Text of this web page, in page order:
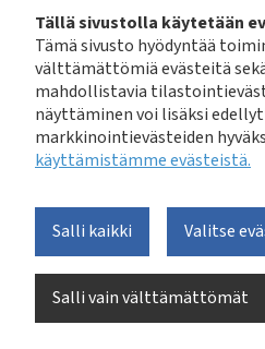
Tällä sivustolla käytetään
Tämä sivusto hyödyntää
välttämättömiä evästeitä
mahdollistavia
näyttäminen voi lisäksi
markkinointievästeiden
käyttämistämme evästeistä.​​​​​​
Salli kaikki
Salli vain välttämättömät
Valitse
en helt uppdaterad version
dagens kommunikationsmiljö.
Funktionssäker
till de livsviktiga
förutsätter beredskap för
öva på störnings- och
central del av beredskapen.
Målet vid utarbetandet av
finländska vattentjänstverk